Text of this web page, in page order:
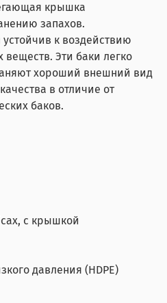
крышка
запахов.
к воздействию
Эти баки легко
хороший внешний вид
в отличие от
баков.
с крышкой
давления (HDPE)